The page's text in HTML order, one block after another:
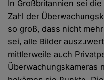
In Großbritannien sei
Zahl der
so groß, dass nicht
sei, alle Bilder
mittlerweile auch
Überwachungskameras